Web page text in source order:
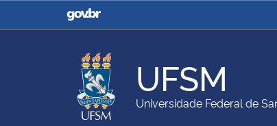
Casa Civil
Ministério da
Ministério da Agricultura,
Pecuária e Abastecimento
Ministério da
UFSM
Universidade Federal de